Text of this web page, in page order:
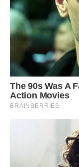
лягаючи, в
нас одну дівчинку
повернеш?
– Ні, ні, спи.